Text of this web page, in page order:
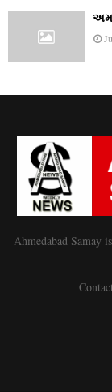
Ahmedabad Samay